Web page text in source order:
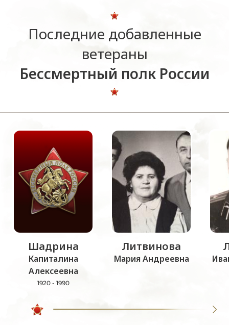
Последние добавленные
ветераны
Бессмертный полк России
Шадрина
Капиталина
Алексеевна
1920 - 1990
Литвинова
Мария Андреевна